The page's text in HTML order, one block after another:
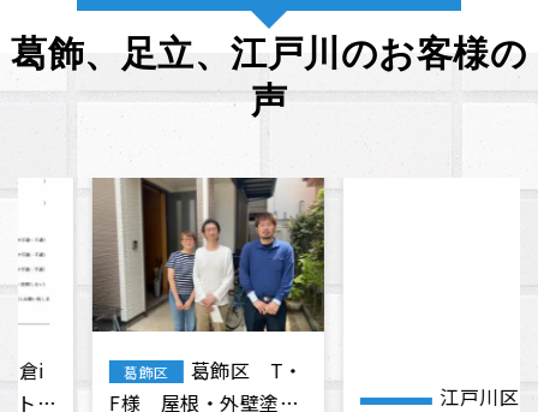
葛飾、足立、江戸川のお客様の
声
江戸川区 雨
江戸川区
江戸川区